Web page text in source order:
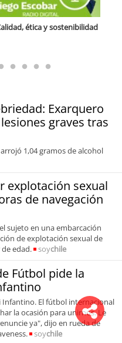
Exarquero
graves tras
1,04 gramos de alcohol
explotación sexual
de navegación
sujeto en una embarcación
de explotación sexual de
edad.
soychile
Fútbol pide la
Infantino. El fútbol internacional
la ocasión para unirnos. Le
ya", dijo en rueda de
soychile